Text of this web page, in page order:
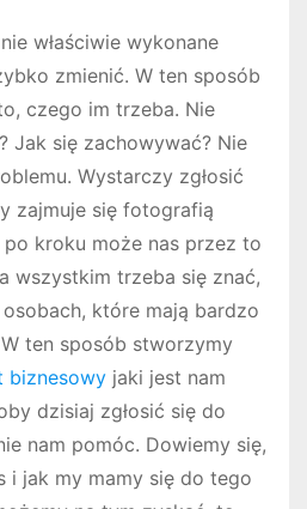
właściwie wykonane
zmienić. W ten sposób
czego im trzeba. Nie
Jak się zachowywać? Nie
Wystarczy zgłosić
zajmuje się fotografią
kroku może nas przez to
wszystkim trzeba się znać,
które mają bardzo
ten sposób stworzymy
biznesowyjaki jest nam
dzisiaj zgłosić się do
nam pomóc. Dowiemy się,
i jak my mamy się do tego